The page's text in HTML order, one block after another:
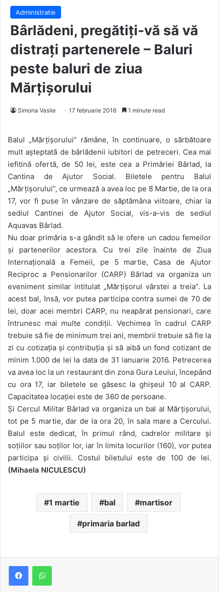
Administratie
Bârlădeni, pregătiți-vă să vă
distrați partenerele – Baluri
peste baluri de ziua
Mărțișorului
Simona Vasile 17 februarie 2016 1 minute read
Balul „Mărțișorului” rămâne, în continuare, o sărbătoare
mult așteptată de bârlădenii iubitori de petreceri. Cea mai
iefitină ofertă, de 50 lei, este cea a Primăriei Bârlad, la
Cantina de Ajutor Social. Biletele pentru Balul
„Mărțișorului”, ce urmează a avea loc pe 8 Martie, de la ora
17, vor fi puse în vânzare de săptămâna viitoare, chiar la
sediul Cantinei de Ajutor Social, vis-a-vis de sediul
Aquavas Bârlad.
Nu doar primăria s-a gândit să le ofere un cadou femeilor
și partenerilor acestora. Cu trei zile înainte de Ziua
Internațională a Femeii, pe 5 martie, Casa de Ajutor
Reciproc a Pensionarilor (CARP) Bârlad va organiza un
eveniment similar intitulat „Mărțișorul vârstei a treia”. La
acest bal, însă, vor putea participa contra sumei de 70 de
lei, doar acei membri CARP, nu neapărat pensionari, care
întrunesc mai multe condiții. Vechimea în cadrul CARP
trebuie să fie de minimum trei ani, membrii trebuie să fie la
zi cu cotizația și contribuția și să aibă un fond cotizant de
minim 1.000 de lei la data de 31 ianuarie 2016. Petrecerea
va avea loc la un restaurant din zona Gura Leului, începând
cu ora 17, iar biletele se găsesc la ghișeul 10 al CARP.
Capacitatea locației este de 360 de persoane.
Și Cercul Militar Bârlad va organiza un bal al Mărțișorului,
tot pe 5 martie, dar de la ora 20, în sala mare a Cercului.
Balul este dedicat, în primul rând, cadrelor militare și
soțiilor sau soților lor, iar în limita locurilor (160), vor putea
participa și civilii. Costul biletului este de 100 de lei.
(Mihaela NICULESCU)
1 martie bal martisor
primaria barlad